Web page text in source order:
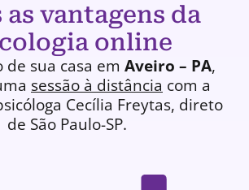
as vantagens da
online
de sua casa em Aveiro – PA,
sessão à distância com a
Cecília Freytas, direto
de São Paulo-SP.